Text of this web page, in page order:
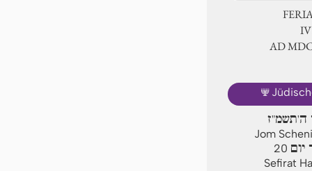
AD
🕎
ה'תשמ"ז
Jom
20
Sefirat